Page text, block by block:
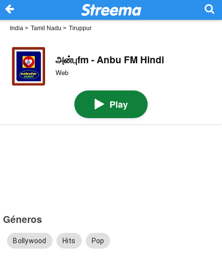
India > Tamil Nadu > Tiruppur
அன்புfm - Anbu FM Hindi
Web
Play
Géneros
Bollywood Hits Pop